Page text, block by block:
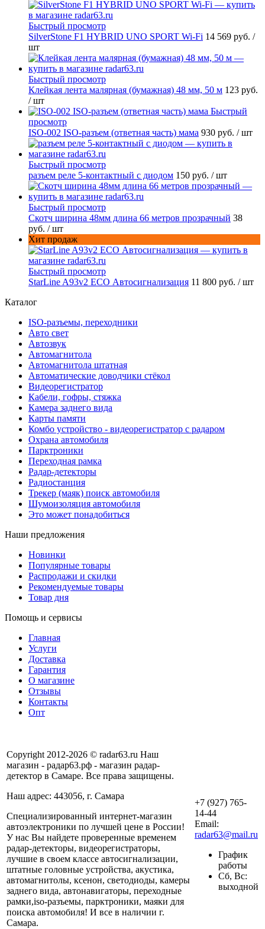
Быстрый просмотр
SilverStone F1 HYBRID UNO SPORT Wi-Fi 14 569 руб. /
шт
Быстрый просмотр
Клейкая лента малярная (бумажная) 48 мм, 50 м 123 руб.
/ шт
Быстрый
просмотр
ISO-002 ISO-разъем (ответная часть) мама 930 руб. / шт
Быстрый просмотр
разъем реле 5-контактный с диодом 150 руб. / шт
Быстрый просмотр
Скотч ширина 48мм длина 66 метров прозрачный 38
руб. / шт
Хит продаж
Быстрый просмотр
StarLine A93v2 ECO Автосигнализация 11 800 руб. / шт
Каталог
ISO-разъемы, переходники
Авто свет
Автозвук
Автомагнитола
Автомагнитола штатная
Автоматические доводчики стёкол
Видеорегистратор
Кабели, гофры, стяжка
Камера заднего вида
Карты памяти
Комбо устройство - видеорегистратор с радаром
Охрана автомобиля
Парктроники
Переходная рамка
Радар-детекторы
Радиостанция
Трекер (маяк) поиск автомобиля
Шумоизоляция автомобиля
Это может понадобиться
Наши предложения
Новинки
Популярные товары
Распродажи и скидки
Рекомендуемые товары
Товар дня
Помощь и сервисы
Главная
Услуги
Доставка
Гарантия
О магазине
Отзывы
Контакты
Опт
Copyright 2012-2026 © radar63.ru Наш
магазин - радар63.рф - магазин радар-
детектор в Самаре. Все права защищены.
Наш адрес: 443056, г. Самара
Специализированный интернет-магазин
автоэлектроники по лучшей цене в России!
У нас Вы найдете проверенные временем
радар-детекторы, видеорегистраторы,
лучшие в своем классе автосигнализации,
штатные головные устройства, акустика,
автомагнитолы, ксенон, светодиоды, камеры
заднего вида, автонавигаторы, переходные
рамки,iso-разъемы, парктроники, маяки для
поиска автомобиля! И все в наличии г.
Самара.
+7 (927) 765-
14-44
Email:
radar63@mail.ru
График
работы
Сб, Вс:
выходной